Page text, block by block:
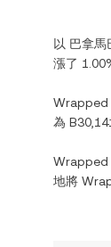
以 巴拿馬
漲了
Wrapped
為
Wrapped
地將